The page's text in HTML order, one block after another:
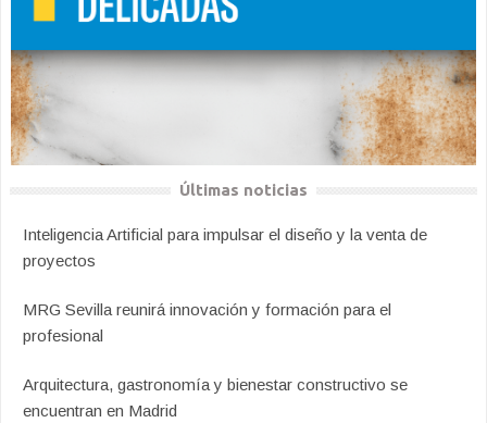
Últimas noticias
Inteligencia Artificial para impulsar el diseño y la venta de
proyectos
MRG Sevilla reunirá innovación y formación para el
profesional
Arquitectura, gastronomía y bienestar constructivo se
encuentran en Madrid